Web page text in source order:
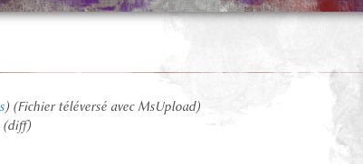
) (Fichier téléversé avec MsUpload)
(diff)